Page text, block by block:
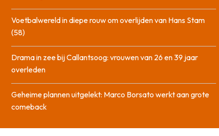
Voetbalwereld in diepe rouw om overlijden van Hans Stam
(58)
Drama in zee bij Callantsoog: vrouwen van 26 en 39 jaar
overleden
Geheime plannen uitgelekt: Marco Borsato werkt aan grote
comeback